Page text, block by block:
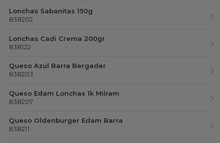
Lonchas Sabanitas 150g
838202
Lonchas Cadi Crema 200gr
838122
Queso Azul Barra Bergader
838203
Queso Edam Lonchas 1k Milram
838207
Queso Oldenburger Edam Barra
838211